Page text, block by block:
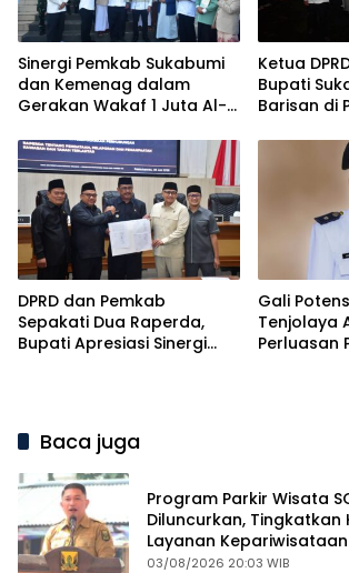
Sinergi Pemkab Sukabumi
dan Kemenag dalam
Gerakan Wakaf 1 Juta Al-
Ketua
Bupati
Barisan di
DPRD dan Pemkab
Sepakati Dua Raperda,
Bupati Apresiasi Sinergi
Gali
Tenjolaya
Perluasan
Baca juga
Program Parkir Wisata
Diluncurkan, Tingkatkan
Layanan Kepariwisataan
03/08/2026 20:03 WIB